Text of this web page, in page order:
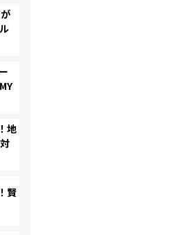
地
賢